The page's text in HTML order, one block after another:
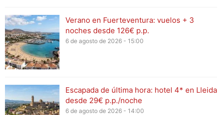
Verano en Fuerteventura: vuelos + 3
noches desde 126€ p.p.
6 de agosto de 2026 - 15:00
Escapada de última hora: hotel 4* en Lleida
desde 29€ p.p./noche
6 de agosto de 2026 - 14:00